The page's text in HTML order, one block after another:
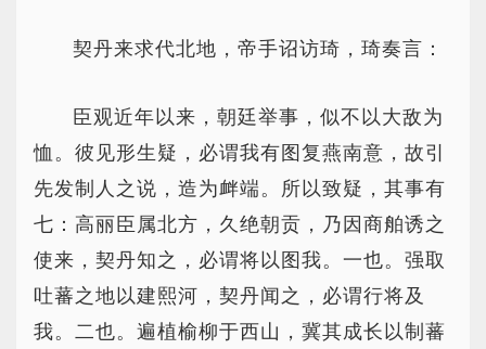
契丹来求代北地，帝手诏访琦，琦奏言：
臣观近年以来，朝廷举事，似不以大敌为
恤。彼见形生疑，必谓我有图复燕南意，故引
先发制人之说，造为衅端。所以致疑，其事有
七：高丽臣属北方，久绝朝贡，乃因商舶诱之
使来，契丹知之，必谓将以图我。一也。强取
吐蕃之地以建熙河，契丹闻之，必谓行将及
我。二也。遍植榆柳于西山，冀其成长以制蕃